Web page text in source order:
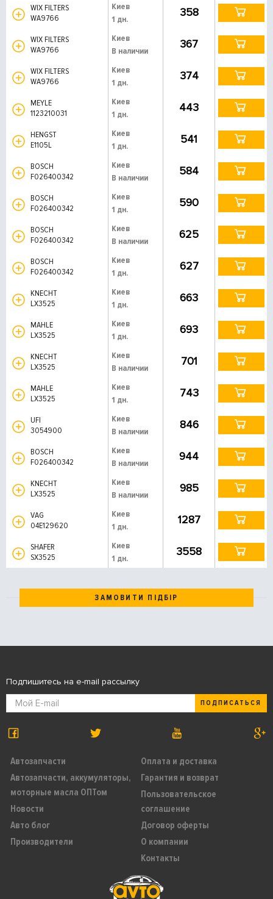
WIX FILTERS
WA9766
Киев
1 дн.
358
WIX FILTERS
WA9766
Киев
В наличии
367
WIX FILTERS
WA9766
Киев
1 дн.
374
MEYLE
1123210031
Киев
1 дн.
443
HENGST
E1105L
Киев
1 дн.
541
BOSCH
F026400342
Киев
В наличии
584
BOSCH
F026400342
Киев
1 дн.
590
BOSCH
F026400342
Киев
В наличии
625
BOSCH
F026400342
Киев
1 дн.
627
KNECHT
LX3525
Киев
1 дн.
663
MAHLE
LX3525
Киев
1 дн.
693
KNECHT
LX3525
Киев
В наличии
701
MAHLE
LX3525
Киев
1 дн.
743
UFI
3054900
Киев
В наличии
846
BOSCH
F026400342
Киев
В наличии
944
KNECHT
LX3525
Киев
В наличии
985
VAG
04E129620
Киев
1 дн.
1287
SHAFER
SX3525
Киев
1 дн.
3558
ЗАМОВИТИ ПІДБІР
Автозапчасти
Автозапчасти, аккумуляторы,
моторные масла ОПТом
Новости
Авто блог
Производители
Оплата и доставка
Гарантия и возврат
Пользовательское
соглашение
Договор оферты
О компании
Контакты
Подпишитесь на e-mail рассылку
ПОДПИСАТЬСЯ